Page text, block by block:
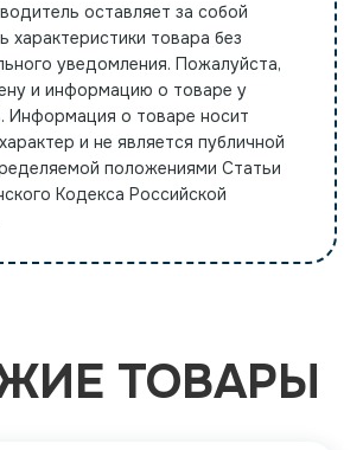
оставляет за собой
характеристики товара без
уведомления. Пожалуйста,
и информацию о товаре у
Информация о товаре носит
и не является публичной
положениями Статьи
Кодекса Российской
ТОВАРЫ